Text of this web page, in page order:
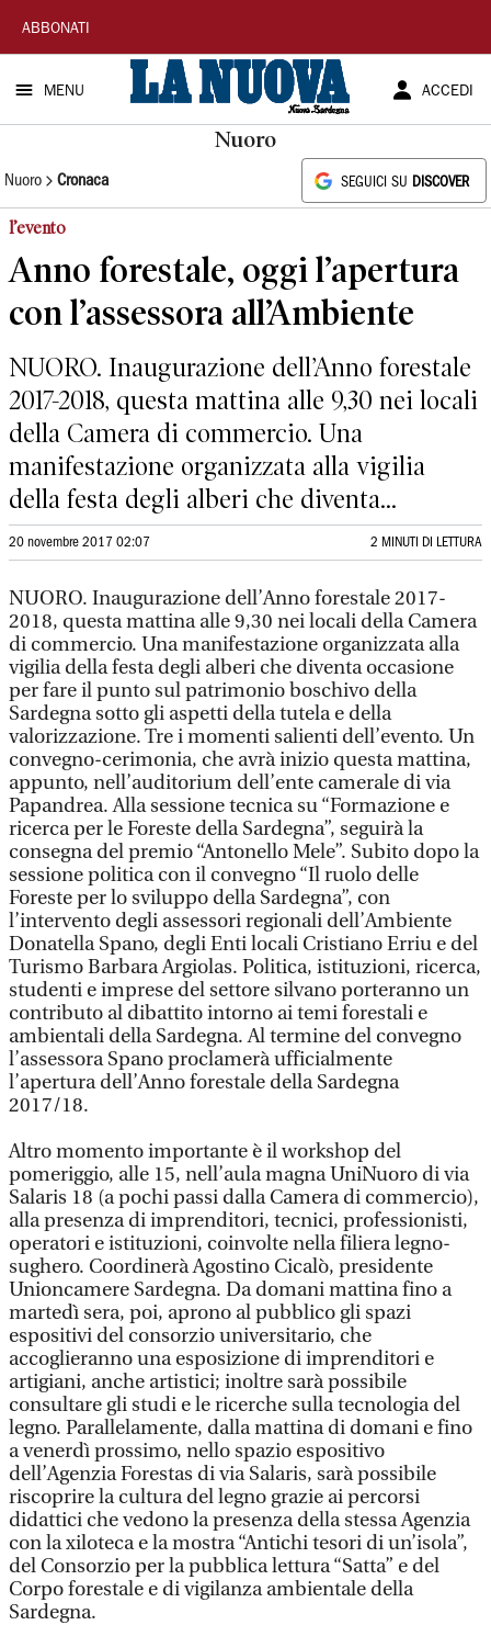
La
Nuova
Sardegna
ABBONATI
MENU ACCEDI
Nuoro
Nuoro Cronaca SEGUICI SU DISCOVER
l’evento
Anno forestale, oggi l’apertura
con l’assessora all’Ambiente
NUORO. Inaugurazione dell’Anno forestale
2017-2018, questa mattina alle 9,30 nei locali
della Camera di commercio. Una
manifestazione organizzata alla vigilia
della festa degli alberi che diventa...
20 novembre 2017 02:07 2 MINUTI DI LETTURA
NUORO. Inaugurazione dell’Anno forestale 2017-
2018, questa mattina alle 9,30 nei locali della Camera
di commercio. Una manifestazione organizzata alla
vigilia della festa degli alberi che diventa occasione
per fare il punto sul patrimonio boschivo della
Sardegna sotto gli aspetti della tutela e della
valorizzazione. Tre i momenti salienti dell’evento. Un
convegno-cerimonia, che avrà inizio questa mattina,
appunto, nell’auditorium dell’ente camerale di via
Papandrea. Alla sessione tecnica su “Formazione e
ricerca per le Foreste della Sardegna”, seguirà la
consegna del premio “Antonello Mele”. Subito dopo la
sessione politica con il convegno “Il ruolo delle
Foreste per lo sviluppo della Sardegna”, con
l’intervento degli assessori regionali dell’Ambiente
Donatella Spano, degli Enti locali Cristiano Erriu e del
Turismo Barbara Argiolas. Politica, istituzioni, ricerca,
studenti e imprese del settore silvano porteranno un
contributo al dibattito intorno ai temi forestali e
ambientali della Sardegna. Al termine del convegno
l’assessora Spano proclamerà ufficialmente
l’apertura dell’Anno forestale della Sardegna
2017/18.
Altro momento importante è il workshop del
pomeriggio, alle 15, nell’aula magna UniNuoro di via
Salaris 18 (a pochi passi dalla Camera di commercio),
alla presenza di imprenditori, tecnici, professionisti,
operatori e istituzioni, coinvolte nella filiera legno-
sughero. Coordinerà Agostino Cicalò, presidente
Unioncamere Sardegna. Da domani mattina fino a
martedì sera, poi, aprono al pubblico gli spazi
espositivi del consorzio universitario, che
accoglieranno una esposizione di imprenditori e
artigiani, anche artistici; inoltre sarà possibile
consultare gli studi e le ricerche sulla tecnologia del
legno. Parallelamente, dalla mattina di domani e fino
a venerdì prossimo, nello spazio espositivo
dell’Agenzia Forestas di via Salaris, sarà possibile
riscoprire la cultura del legno grazie ai percorsi
didattici che vedono la presenza della stessa Agenzia
con la xiloteca e la mostra “Antichi tesori di un’isola”,
del Consorzio per la pubblica lettura “Satta” e del
Corpo forestale e di vigilanza ambientale della
Sardegna.